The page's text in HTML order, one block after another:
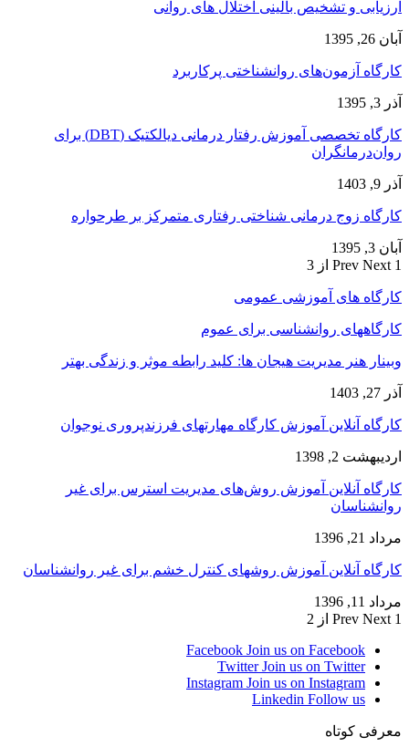
ارزیابی و تشخیص بالینی اختلال های روانی
آبان 26, 1395
کارگاه آزمون‌های روانشناختی پرکاربرد
آذر 3, 1395
کارگاه تخصصی آموزش رفتار درمانی دیالکتیک (DBT) برای
روان‌درمانگران
آذر 9, 1403
کارگاه زوج‌ درمانی شناختی رفتاری متمرکز بر طرحواره
آبان 3, 1395
Prev Next 1 از 3
کارگاه های آموزشی عمومی
کارگاههای روانشناسی برای عموم
وبینار هنر مدیریت هیجان ها: کلید رابطه موثر و زندگی بهتر
آذر 27, 1403
کارگاه آنلاین آموزش کارگاه مهارتهای فرزندپروری نوجوان
اردیبهشت 2, 1398
کارگاه آنلاین آموزش روش‌های مدیریت استرس برای غیر
روانشناسان
مرداد 21, 1396
کارگاه آنلاین آموزش روشهای کنترل خشم برای غیر روانشناسان
مرداد 11, 1396
Prev Next 1 از 2
Facebook Join us on Facebook
Twitter Join us on Twitter
Instagram Join us on Instagram
Linkedin Follow us
معرفی کوتاه